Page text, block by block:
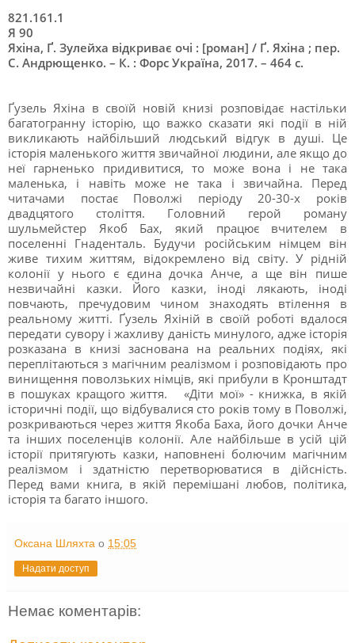
821.161.1
Я 90
Яхіна, Ґ. Зулейха відкриває очі : [роман] / Ґ. Яхіна ; пер.
С. Андрющенко. – К. : Форс Україна, 2017. – 464 c.
Ґузель Яхіна в своїй новій книзі розповідає настільки
багатогранну історію, що важко сказати які події в ній
викликають найбільший людський відгук в душі. Це
історія маленького життя звичайної людини, але якщо до
неї гарненько придивитися, то може вона і не така
маленька, і навіть може не така і звичайна. Перед
читачами постає Поволжі періоду 20-30-х років
двадцятого століття. Головний герой роману
шульмейстер Якоб Бах, який працює вчителем в
поселенні Гнаденталь. Будучи російським німцем він
живе тихим життям, відокремлено від світу. У рідній
колонії у нього є єдина дочка Анче, а ще він пише
незвичайні казки. Його казки, іноді лякають, іноді
повчають, пречудовим чином знаходять втілення в
реальному житті. Ґузель Яхіній в своїй роботі вдалося
передати сувору і жахливу даність минулого, адже історія
розказана в книзі заснована на реальних подіях, які
переплітаються з магічним реалізмом і розповідають про
винищення поволзьких німців, які прибули в Кронштадт
в пошуках кращого життя. «Діти мої» - книжка, в якій
історичні події, що відбувалися сто років тому в Поволжі,
розкриваються через життя Якоба Баха, його дочки Анче
та інших поселенців колонії. Але найбільше в усій цій
історії притягують казки, наповнені болючим магічним
реалізмом і здатністю перетворюватися в дійсність.
Перед вами книга, в якій перемішані любов, політика,
історія та багато іншого.
Оксана Шляхта о 15:05
Надати доступ
Немає коментарів: